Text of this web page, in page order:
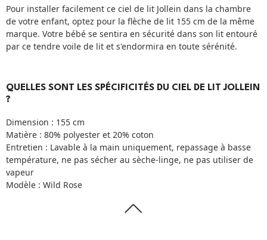
Pour installer facilement ce ciel de lit Jollein dans la chambre
de votre enfant, optez pour la flèche de lit 155 cm de la même
marque. Votre bébé se sentira en sécurité dans son lit entouré
par ce tendre voile de lit et s'endormira en toute sérénité.
QUELLES SONT LES SPÉCIFICITÉS DU CIEL DE LIT JOLLEIN
?
Dimension : 155 cm
Matière : 80% polyester et 20% coton
Entretien : Lavable à la main uniquement, repassage à basse
température, ne pas sécher au sèche-linge, ne pas utiliser de
vapeur
Modèle : Wild Rose